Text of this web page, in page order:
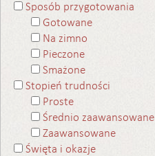
Sposób przygotowania
Gotowane
Na zimno
Pieczone
Smażone
Stopień trudności
Proste
Średnio zaawansowane
Zaawansowane
Święta i okazje